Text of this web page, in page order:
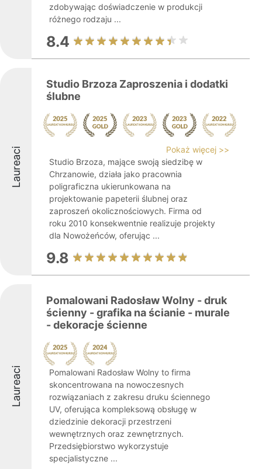
zdobywając doświadczenie w produkcji
różnego rodzaju ...
8.4
Laureaci
Studio Brzoza Zaproszenia i dodatki
ślubne
Pokaż więcej >>
Studio Brzoza, mające swoją siedzibę w
Chrzanowie, działa jako pracownia
poligraficzna ukierunkowana na
projektowanie papeterii ślubnej oraz
zaproszeń okolicznościowych. Firma od
roku 2010 konsekwentnie realizuje projekty
dla Nowożeńców, oferując ...
9.8
Laureaci
Pomalowani Radosław Wolny - druk
ścienny - grafika na ścianie - murale
- dekoracje ścienne
Pomalowani Radosław Wolny to firma
skoncentrowana na nowoczesnych
rozwiązaniach z zakresu druku ściennego
UV, oferująca kompleksową obsługę w
dziedzinie dekoracji przestrzeni
wewnętrznych oraz zewnętrznych.
Przedsiębiorstwo wykorzystuje
specjalistyczne ...